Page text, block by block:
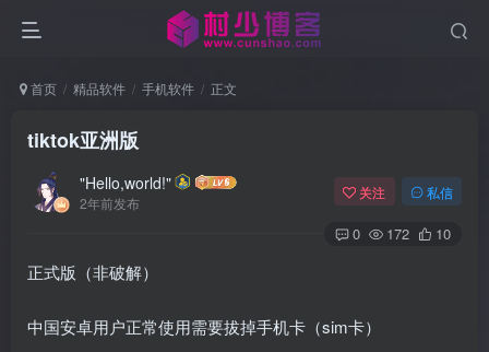
首页 精品软件 手机软件 正文
tiktok亚洲版
"Hello,world!"
2年前发布
关注 私信
0 172 10
正式版（非破解）
中国安卓用户正常使用需要拔掉手机卡（sim卡）